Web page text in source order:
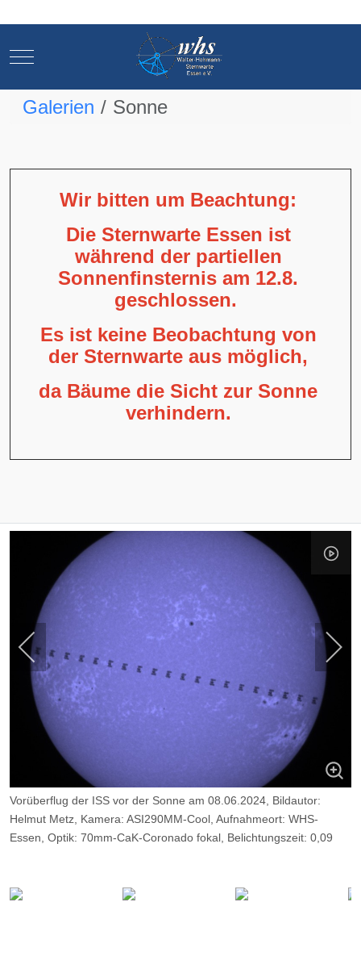
Mobile Menu Toggle
Galerien Sonne
Wir bitten um Beachtung:
Die Sternwarte Essen ist
während der partiellen
Sonnenfinsternis am 12.8.
geschlossen.
Es ist keine Beobachtung von
der Sternwarte aus möglich,
da Bäume die Sicht zur Sonne
verhindern.
Vorüberflug der ISS vor der Sonne am 08.06.2024, Bildautor:
Helmut Metz, Kamera: ASI290MM-Cool, Aufnahmeort: WHS-
Essen, Optik: 70mm-CaK-Coronado fokal, Belichtungszeit: 0,09